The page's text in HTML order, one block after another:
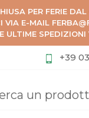
PER FERIE
E-MAIL
ULTIME
+39